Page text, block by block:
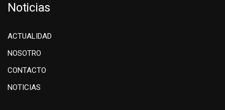
Noticias
ACTUALIDAD
NOSOTRO
CONTACTO
NOTICIAS